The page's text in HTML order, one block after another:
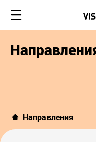
Направления